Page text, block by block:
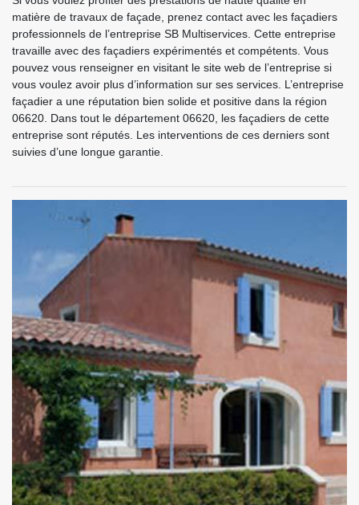
matière de travaux de façade, prenez contact avec les façadiers
professionnels de l’entreprise SB Multiservices. Cette entreprise
travaille avec des façadiers expérimentés et compétents. Vous
pouvez vous renseigner en visitant le site web de l’entreprise si
vous voulez avoir plus d’information sur ses services. L’entreprise
façadier a une réputation bien solide et positive dans la région
06620. Dans tout le département 06620, les façadiers de cette
entreprise sont réputés. Les interventions de ces derniers sont
suivies d’une longue garantie.